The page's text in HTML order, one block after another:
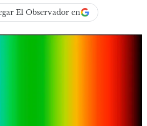
El Observador en